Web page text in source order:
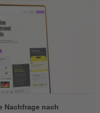
Nachfrage nach